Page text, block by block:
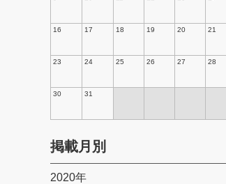
16 17 18 19 20 21
23 24 25 26 27 28
30 31
掲載月別
2020年